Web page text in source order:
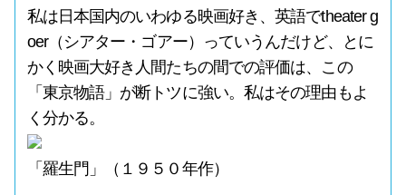
私は日本国内のいわゆる映画好き、英語でtheater g
oer（シアター・ゴアー）っていうんだけど、とに
かく映画大好き人間たちの間での評価は、この
「東京物語」が断トツに強い。私はその理由もよ
く分かる。
「羅生門」（１９５０年作）